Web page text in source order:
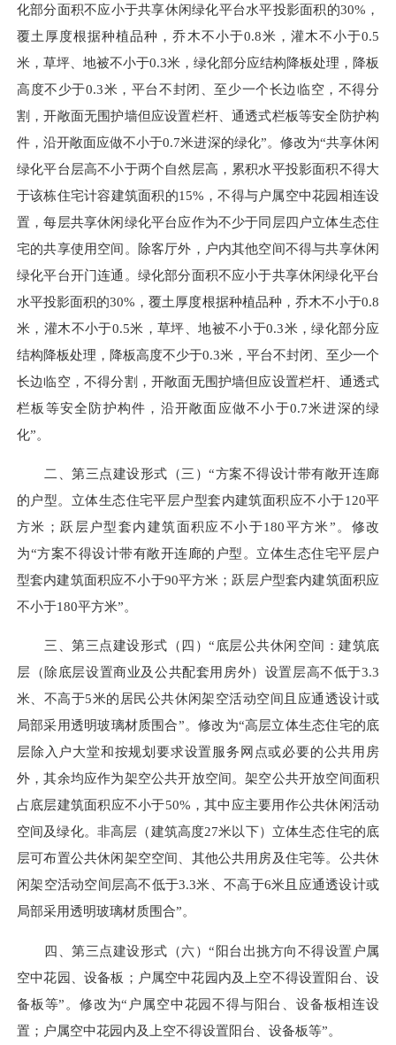
化部分面积不应小于共享休闲绿化平台水平投影面积的30%，
覆土厚度根据种植品种，乔木不小于0.8米，灌木不小于0.5
米，草坪、地被不小于0.3米，绿化部分应结构降板处理，降板
高度不少于0.3米，平台不封闭、至少一个长边临空，不得分
割，开敞面无围护墙但应设置栏杆、通透式栏板等安全防护构
件 ，沿开敞面应做不小于0.7米进深的绿化”。修改为“共享休闲
绿化平台层高不小于两个自然层高，累积水平投影面积不得大
于该栋住宅计容建筑面积的15%，不得与户属空中花园相连设
置，每层共享休闲绿化平台应作为不少于同层四户立体生态住
宅的共享使用空间。除客厅外，户内其他空间不得与共享休闲
绿化平台开门连通。绿化部分面积不应小于共享休闲绿化平台
水平投影面积的30%，覆土厚度根据种植品种，乔木不小于0.8
米，灌木不小于0.5米，草坪、地被不小于0.3米，绿化部分应
结构降板处理，降板高度不少于0.3米，平台不封闭、至少一个
长边临空，不得分割，开敞面无围护墙但应设置栏杆、通透式
栏板等安全防护构件 ，沿开敞面应做不小于0.7米进深的绿
化”。
二、第三点建设形式（三）“方案不得设计带有敞开连廊
的户型。立体生态住宅平层户型套内建筑面积应不小于120平
方米；跃层户型套内建筑面积应不小于180平方米”。修改
为“方案不得设计带有敞开连廊的户型。立体生态住宅平层户
型套内建筑面积应不小于90平方米；跃层户型套内建筑面积应
不小于180平方米”。
三、第三点建设形式（四）“底层公共休闲空间：建筑底
层（除底层设置商业及公共配套用房外）设置层高不低于3.3
米、不高于5米的居民公共休闲架空活动空间且应通透设计或
局部采用透明玻璃材质围合”。修改为“高层立体生态住宅的底
层除入户大堂和按规划要求设置服务网点或必要的公共用房
外，其余均应作为架空公共开放空间。架空公共开放空间面积
占底层建筑面积应不小于50%，其中应主要用作公共休闲活动
空间及绿化。非高层（建筑高度27米以下）立体生态住宅的底
层可布置公共休闲架空空间、其他公共用房及住宅等。公共休
闲架空活动空间层高不低于3.3米、不高于6米且应通透设计或
局部采用透明玻璃材质围合”。
四、第三点建设形式（六）“阳台出挑方向不得设置户属
空中花园、设备板；户属空中花园内及上空不得设置阳台、设
备板等”。修改为“户属空中花园不得与阳台、设备板相连设
置；户属空中花园内及上空不得设置阳台、设备板等”。